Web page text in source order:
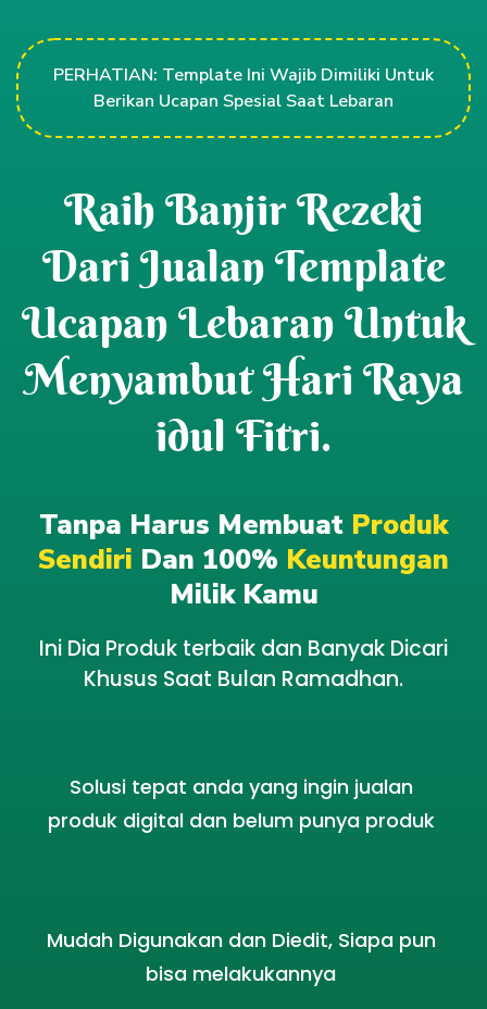
PERHATIAN: Template Ini Wajib Dimiliki Untuk
Berikan Ucapan Spesial Saat Lebaran
Raih Banjir Rezeki
Dari Jualan Template
Ucapan Lebaran Untuk
Menyambut Hari Raya
idul Fitri.
Tanpa Harus Membuat Produk
Sendiri Dan 100% Keuntungan
Milik Kamu
Ini Dia Produk terbaik dan Banyak Dicari
Khusus Saat Bulan Ramadhan.
Solusi tepat anda yang ingin jualan
produk digital dan belum punya produk
Mudah Digunakan dan Diedit, Siapa pun
bisa melakukannya